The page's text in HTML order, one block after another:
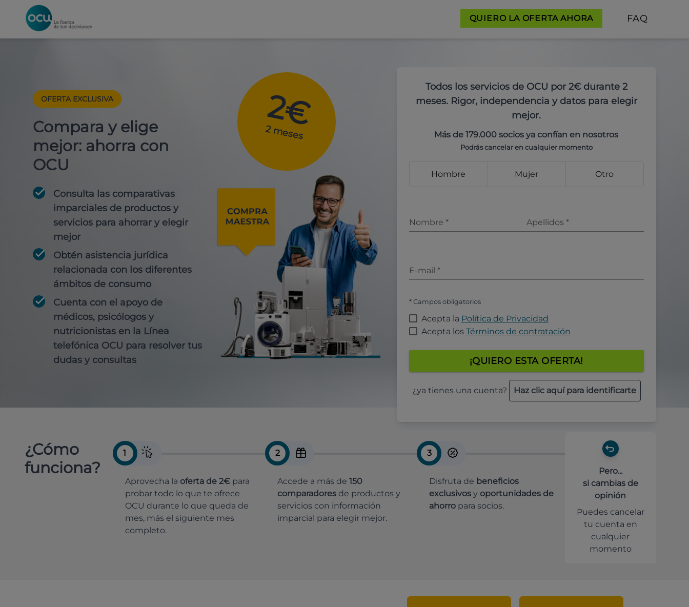
QUIERO LA OFERTA AHORA FAQ
OFERTA EXCLUSIVA
Compara y elige
mejor: ahorra con
OCU
Consulta las comparativas
imparciales de productos y
servicios para ahorrar y elegir
mejor
Obtén asistencia jurídica
relacionada con los diferentes
ámbitos de consumo
Cuenta con el apoyo de
médicos, psicólogos y
nutricionistas en la Línea
telefónica OCU para resolver tus
dudas y consultas
2€
2 meses
Todos los servicios de OCU por 2€ durante 2
meses. Rigor, independencia y datos para elegir
mejor.
Más de 179.000 socios ya confían en nosotros
Podrás cancelar en cualquier momento
Hombre Mujer Otro
Nombre * Apellidos *
E-mail *
* Campos obligatorios
Acepta la Política de Privacidad
Acepta los Términos de contratación
¡QUIERO ESTA OFERTA!
¿ya tienes una cuenta? Haz clic aquí para identificarte
¿Cómo
funciona?
1
Aprovecha la oferta de 2€ para
probar todo lo que te ofrece
OCU durante lo que queda de
mes, más el siguiente mes
completo.
2
Accede a más de 150
comparadoresde productos y
servicios con información
imparcial para elegir mejor.
3
Disfruta de beneficios
exclusivos y oportunidades de
ahorro para socios.
Pero...
si cambias de
opinión
Puedes cancelar
tu cuenta en
cualquier
momento